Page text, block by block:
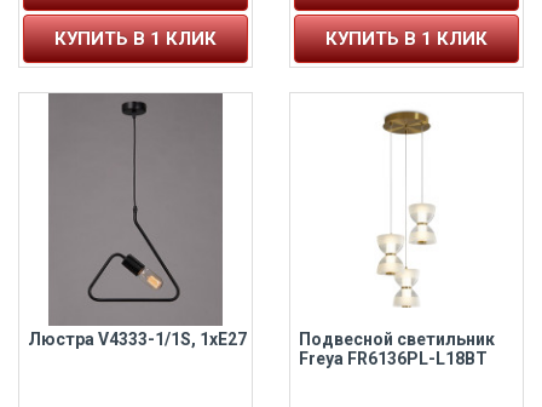
КУПИТЬ В 1 КЛИК КУПИТЬ В 1 КЛИК
Люстра V4333-1/1S, 1хE27
Подвесной светильник
Freya FR6136PL-L18BT